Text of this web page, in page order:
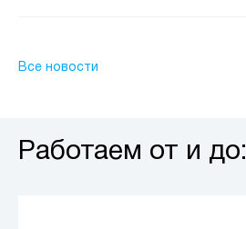
Все новости
Работаем от и до: